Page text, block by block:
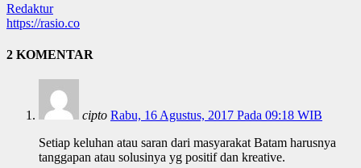
Redaktur
https://rasio.co
2 KOMENTAR
cipto Rabu, 16 Agustus, 2017 Pada 09:18 WIB
Setiap keluhan atau saran dari masyarakat Batam harusnya
tanggapan atau solusinya yg positif dan kreative.